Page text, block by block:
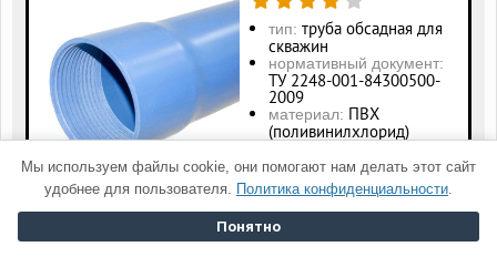
Цена:
6290руб./шт.
тип: труба обсадная для
скважин
нормативный документ:
ТУ 2248-001-84300500-
2009
материал: ПВХ
(поливинилхлорид)
165
мм
диаметр наружный
раструба:180 мм
толщина стенки:9,5 мм
Мы используем файлы cookie, они помогают нам делать этот сайт
удобнее для пользователя. Политика конфиденциальности.
Понятно